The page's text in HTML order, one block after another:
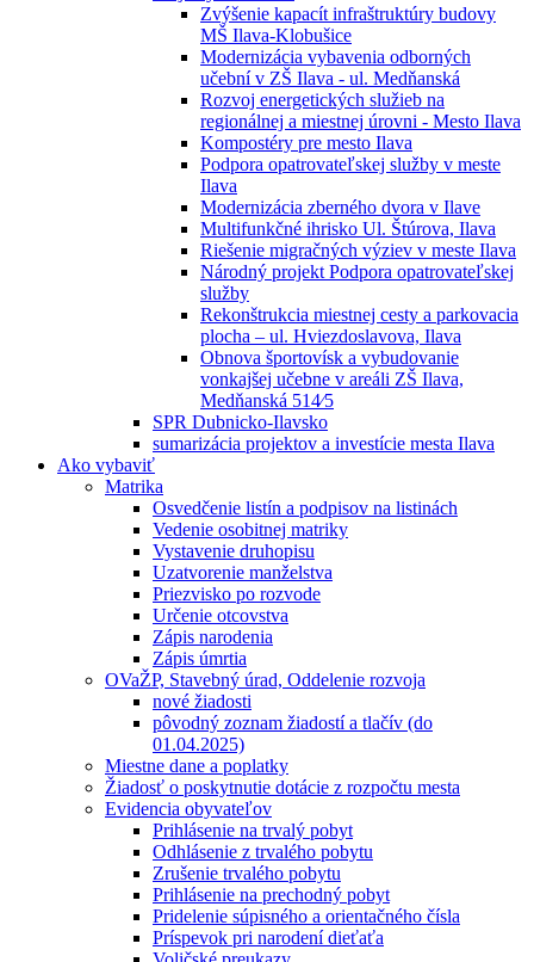
Zvýšenie kapacít infraštruktúry budovy
MŠ Ilava-Klobušice
Modernizácia vybavenia odborných
učební v ZŠ Ilava - ul. Medňanská
Rozvoj energetických služieb na
regionálnej a miestnej úrovni - Mesto Ilava
Kompostéry pre mesto Ilava
Podpora opatrovateľskej služby v meste
Ilava
Modernizácia zberného dvora v Ilave
Multifunkčné ihrisko Ul. Štúrova, Ilava
Riešenie migračných výziev v meste Ilava
Národný projekt Podpora opatrovateľskej
služby
Rekonštrukcia miestnej cesty a parkovacia
plocha – ul. Hviezdoslavova, Ilava
Obnova športovísk a vybudovanie
vonkajšej učebne v areáli ZŠ Ilava,
Medňanská 514⁄5
SPR Dubnicko-Ilavsko
sumarizácia projektov a investície mesta Ilava
Ako vybaviť
Matrika
Osvedčenie listín a podpisov na listinách
Vedenie osobitnej matriky
Vystavenie druhopisu
Uzatvorenie manželstva
Priezvisko po rozvode
Určenie otcovstva
Zápis narodenia
Zápis úmrtia
OVaŽP, Stavebný úrad, Oddelenie rozvoja
nové žiadosti
pôvodný zoznam žiadostí a tlačív (do
01.04.2025)
Miestne dane a poplatky
Žiadosť o poskytnutie dotácie z rozpočtu mesta
Evidencia obyvateľov
Prihlásenie na trvalý pobyt
Odhlásenie z trvalého pobytu
Zrušenie trvalého pobytu
Prihlásenie na prechodný pobyt
Pridelenie súpisného a orientačného čísla
Príspevok pri narodení dieťaťa